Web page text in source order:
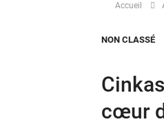
Accueil
NON CLASSÉ
cœur